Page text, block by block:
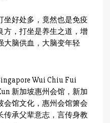
坐好处多，竟然也是免疫
方，打坐是养生之道，增
大脑供血，大脑变年轻
Wui Chiu Fui
新加坡惠州会馆，新加
会馆文化，惠州会馆箫会
传承父辈意志，言传身教